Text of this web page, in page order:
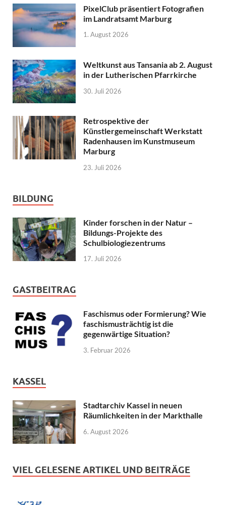
PixelClub präsentiert Fotografien
im Landratsamt Marburg
1. August 2026
Weltkunst aus Tansania ab 2. August
in der Lutherischen Pfarrkirche
30. Juli 2026
Retrospektive der
Künstlergemeinschaft Werkstatt
Radenhausen im Kunstmuseum
Marburg
23. Juli 2026
BILDUNG
Kinder forschen in der Natur –
Bildungs-Projekte des
Schulbiologiezentrums
17. Juli 2026
GASTBEITRAG
Faschismus oder Formierung? Wie
faschismusträchtig ist die
gegenwärtige Situation?
3. Februar 2026
KASSEL
Stadtarchiv Kassel in neuen
Räumlichkeiten in der Markthalle
6. August 2026
VIEL GELESENE ARTIKEL UND BEITRÄGE